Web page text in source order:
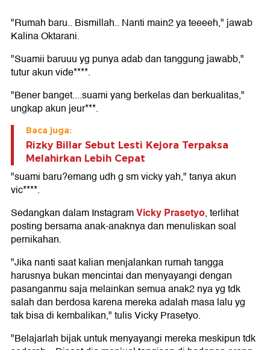
"Rumah baru.. Bismillah.. Nanti main2 ya teeeeh," jawab
Kalina Oktarani.
"Suamii baruuu yg punya adab dan tanggung jawabb,"
tutur akun vide****.
"Bener banget....suami yang berkelas dan berkualitas,"
ungkap akun jeur***.
Baca juga:
Rizky Billar Sebut Lesti Kejora Terpaksa
Melahirkan Lebih Cepat
"suami baru?emang udh g sm vicky yah," tanya akun
vic****.
Sedangkan dalam InstagramVicky Prasetyo, terlihat
posting bersama anak-anaknya dan menuliskan soal
pernikahan.
"Jika nanti saat kalian menjalankan rumah tangga
harusnya bukan mencintai dan menyayangi dengan
pasanganmu saja melainkan semua anak2 nya yg tdk
salah dan berdosa karena mereka adalah masa lalu yg
tak bisa di kembalikan," tulis Vicky Prasetyo.
"Belajarlah bijak untuk menyayangi mereka meskipun tdk